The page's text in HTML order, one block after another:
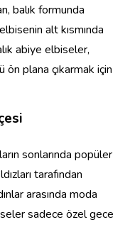
balık formunda
alt kısmında
abiye elbiseler,
plana çıkarmak için
sonlarında popüler
tarafından
arasında moda
sadece özel gece